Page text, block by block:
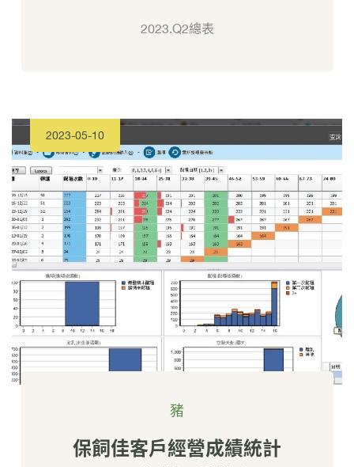
2023.Q2總表
2023-05-10
豬
保飼佳客戶經營成績統計